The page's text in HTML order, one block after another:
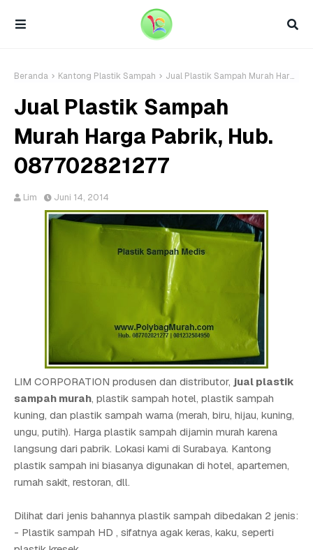
Beranda Kantong Plastik Sampah Jual Plastik Sampah Murah Harga Pabrik, Hub. 087702821277
Jual Plastik Sampah
Murah Harga Pabrik, Hub.
087702821277
Lim Juni 14, 2014
LIM CORPORATION produsen dan distributor, jual plastik
sampah murah, plastik sampah hotel, plastik sampah
kuning, dan plastik sampah warna (merah, biru, hijau, kuning,
ungu, putih). Harga plastik sampah dijamin murah karena
langsung dari pabrik. Lokasi kami di Surabaya. Kantong
plastik sampah ini biasanya digunakan di hotel, apartemen,
rumah sakit, restoran, dll.
Dilihat dari jenis bahannya plastik sampah dibedakan 2 jenis:
- Plastik sampah HD , sifatnya agak keras, kaku, seperti